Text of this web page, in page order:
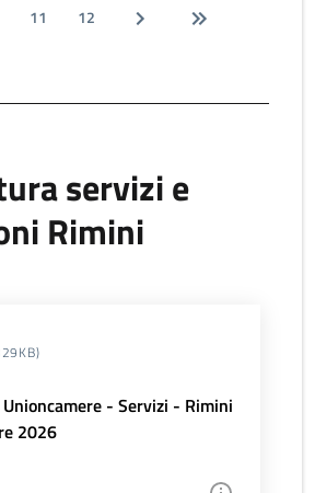
11 12
servizi e
Rimini
- Servizi - Rimini
2026